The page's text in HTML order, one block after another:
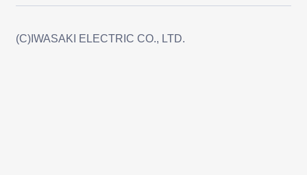
(C)IWASAKI ELECTRIC CO., LTD.